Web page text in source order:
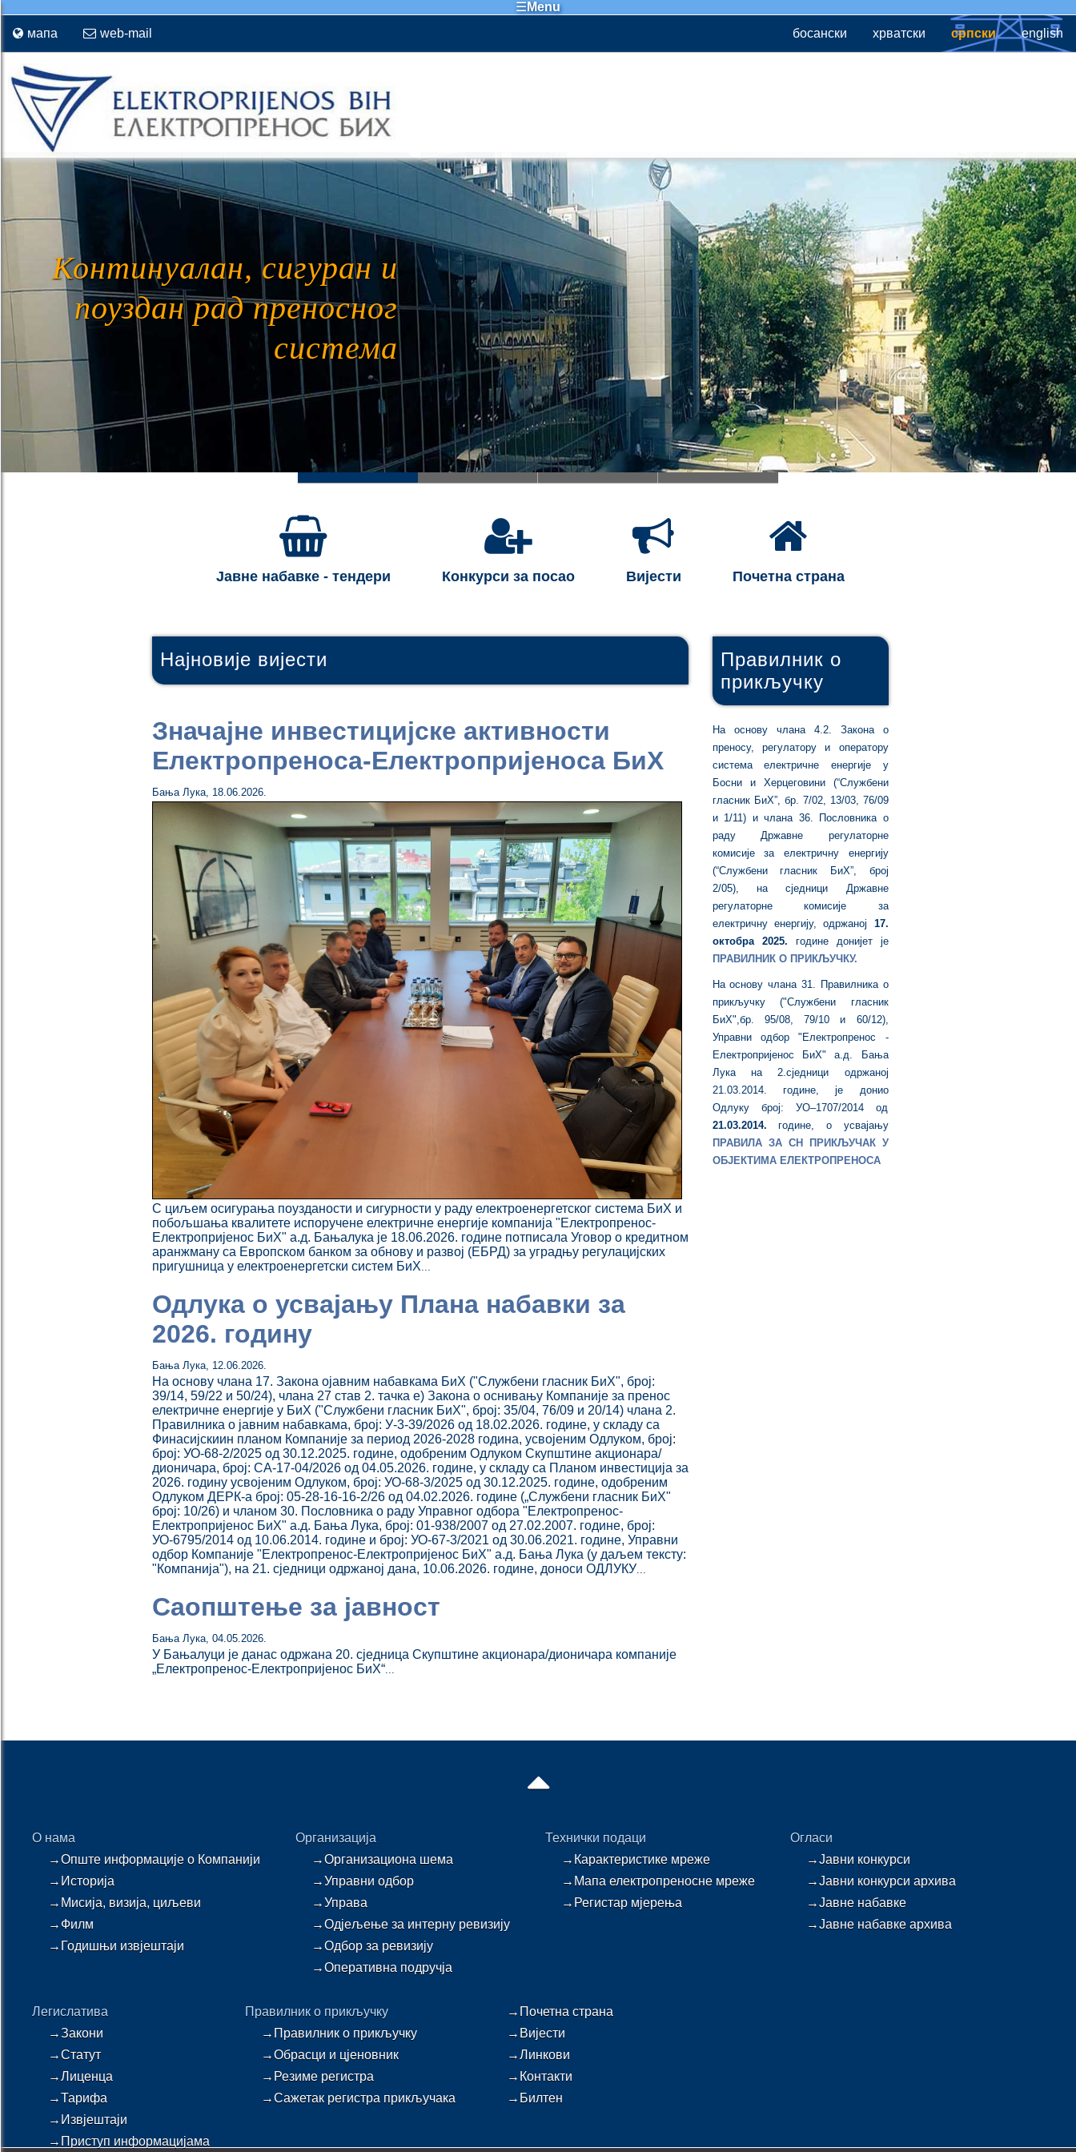
☰Menu
english
српски
хрватски
босански
мапа web-mail
Континуалан, сигуран и
поуздан рад преносног
система
Јавне набавке - тендери Конкурси за посао Вијести Почетна страна
Најновије вијести
Значајне инвестицијске активности
Електропреноса-Електропријеноса БиХ
Бања Лука, 18.06.2026.
С циљем осигурања поузданости и сигурности у раду електроенергетског система БиХ и
побољшања квалитете испоручене електричне енергије компанија "Електропренос-
Електропријенос БиХ" а.д. Бањалука је 18.06.2026. године потписала Уговор о кредитном
аранжману са Европском банком за обнову и развој (ЕБРД) за уградњу регулацијских
пригушница у електроенергетски систем БиХ...
Одлука о усвајању Плана набавки за
2026. годину
Бања Лука, 12.06.2026.
На основу члана 17. Закона ојавним набавкама БиХ ("Службени гласник БиХ", број:
39/14, 59/22 и 50/24), члана 27 став 2. тачка е) Закона о оснивању Компаније за пренос
електричне енергије у БиХ ("Службени гласник БиХ", број: 35/04, 76/09 и 20/14) члана 2.
Правилника о јавним набавкама, број: У-3-39/2026 од 18.02.2026. године, у складу са
Финасијскиин планом Компаније за период 2026-2028 година, усвојеним Одлуком, број:
број: УО-68-2/2025 од 30.12.2025. године, одобреним Одлуком Скупштине акционара/
дионичара, број: СА-17-04/2026 од 04.05.2026. године, у складу са Планом инвестиција за
2026. годину усвојеним Одлуком, број: УО-68-3/2025 од 30.12.2025. године, одобреним
Одлуком ДЕРК-а број: 05-28-16-16-2/26 од 04.02.2026. године („Службени гласник БиХ"
број: 10/26) и чланом 30. Пословника о раду Управног одбора "Електропренос-
Електропријенос БиХ" а.д. Бања Лука, број: 01-938/2007 од 27.02.2007. године, број:
УО-6795/2014 од 10.06.2014. године и број: УО-67-3/2021 од 30.06.2021. године, Управни
одбор Компаније "Електропренос-Електропријенос БиХ" а.д. Бања Лука (у даљем тексту:
"Компанија"), на 21. сједници одржаној дана, 10.06.2026. године, доноси ОДЛУКУ...
Саопштење за јавност
Бања Лука, 04.05.2026.
У Бањалуци је данас одржана 20. сједница Скупштине акционара/дионичара компаније
„Електропренос-Електропријенос БиХ“...
Правилник о
прикључку
На основу члана 4.2. Закона о
преносу, регулатору и оператору
система електричне енергије у
Босни и Херцеговини (“Службени
гласник БиХ”, бр. 7/02, 13/03, 76/09
и 1/11) и члана 36. Пословника о
раду Државне регулаторне
комисије за електричну енергију
(“Службени гласник БиХ”, број
2/05), на сједници Државне
регулаторне комисије за
електричну енергију, одржаној 17.
октобра 2025. године донијет је
ПРАВИЛНИК О ПРИКЉУЧКУ.
На основу члана 31. Правилника о
прикључку ("Службени гласник
БиХ",бр. 95/08, 79/10 и 60/12),
Управни одбор "Електропренос -
Електропријенос БиХ" а.д. Бања
Лука на 2.сједници одржаној
21.03.2014. године, је донио
Одлуку број: УО–1707/2014 од
21.03.2014. године, о усвајању
ПРАВИЛА ЗА СН ПРИКЉУЧАК У
ОБЈЕКТИМА ЕЛЕКТРОПРЕНОСА
О нама
→Опште информације о Компанији
→Историја
→Мисија, визија, циљеви
→Филм
→Годишњи извјештаји
Организација
→Организациона шема
→Управни одбор
→Управа
→Одјељење за интерну ревизију
→Одбор за ревизију
→Оперативна подручја
Технички подаци
→Карактеристике мреже
→Мапа електропреносне мреже
→Регистар мјерења
Огласи
→Јавни конкурси
→Јавни конкурси архива
→Јавне набавке
→Јавне набавке архива
Легислатива
→Закони
→Статут
→Лиценца
→Тарифа
→Извјештаји
→Приступ информацијама
Правилник о прикључку
→Правилник о прикључку
→Обрасци и цјеновник
→Резиме регистра
→Сажетак регистра прикључака
→Почетна страна
→Вијести
→Линкови
→Контакти
→Билтен